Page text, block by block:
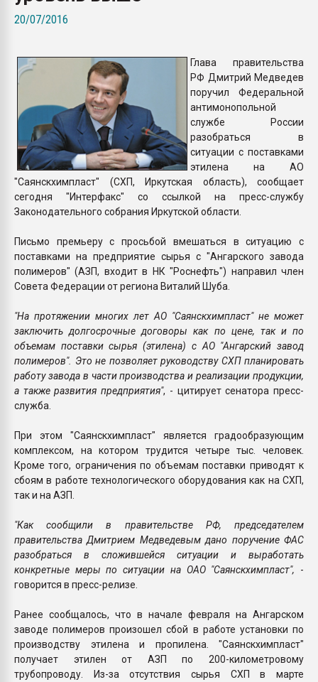
20/07/2016
Глава правительства
РФ Дмитрий Медведев
поручил Федеральной
антимонопольной
службе России
разобраться в
ситуации с поставками
этилена на АО
"Саянскхимпласт" (СХП, Иркутская область), сообщает
сегодня "Интерфакс" со ссылкой на пресс-службу
Законодательного собрания Иркутской области.
Письмо премьеру с просьбой вмешаться в ситуацию с
поставками на предприятие сырья с "Ангарского завода
полимеров" (АЗП, входит в НК "Роснефть") направил член
Совета Федерации от региона Виталий Шуба.
"На протяжении многих лет АО "Саянскхимпласт" не может
заключить долгосрочные договоры как по цене, так и по
объемам поставки сырья (этилена) с АО "Ангарский завод
полимеров". Это не позволяет руководству СХП планировать
работу завода в части производства и реализации продукции,
а также развития предприятия", - цитирует сенатора пресс-
служба.
При этом "Саянскхимпласт" является градообразующим
комплексом, на котором трудится четыре тыс. человек.
Кроме того, ограничения по объемам поставки приводят к
сбоям в работе технологического оборудования как на СХП,
так и на АЗП.
"Как сообщили в правительстве РФ, председателем
правительства Дмитрием Медведевым дано поручение ФАС
разобраться в сложившейся ситуации и выработать
конкретные меры по ситуации на ОАО "Саянскхимпласт", -
говорится в пресс-релизе.
Ранее сообщалось, что в начале февраля на Ангарском
заводе полимеров произошел сбой в работе установки по
производству этилена и пропилена. "Саянскхимпласт"
получает этилен от АЗП по 200-километровому
трубопроводу. Из-за отсутствия сырья СХП в марте